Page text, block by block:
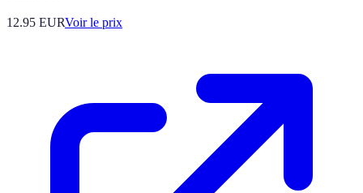
12.95 EURVoir le prix